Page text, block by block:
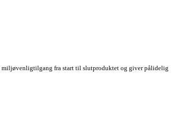
miljøvenligtilgang fra start til slutproduktet og giver pålidelig